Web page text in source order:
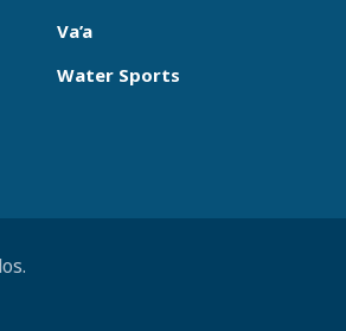
Va’a
Water Sports